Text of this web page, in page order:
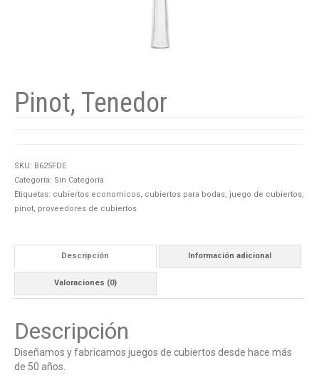
Pinot, Tenedor
SKU: B625FDE
Categoría: Sin Categoría
Etiquetas: cubiertos economicos, cubiertos para bodas, juego de cubiertos,
pinot, proveedores de cubiertos
Descripción Información adicional
Valoraciones (0)
Descripción
Diseñamos y fabricamos juegos de cubiertos desde hace más
de 50 años.